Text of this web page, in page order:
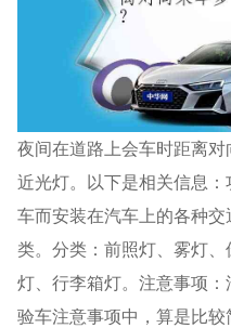
夜间在道路上会车时距离
近光灯。以下是相关信息
车而安装在汽车上的各种
类。分类：前照灯、雾灯
灯、行李箱灯。注意事项
验车注意事项中，算是比